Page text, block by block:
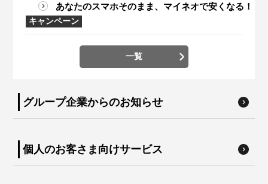
あなたのスマホそのまま、マイネオで安くなる！
キャンペーン
一覧
グループ企業からのお知らせ
個人のお客さま向けサービス